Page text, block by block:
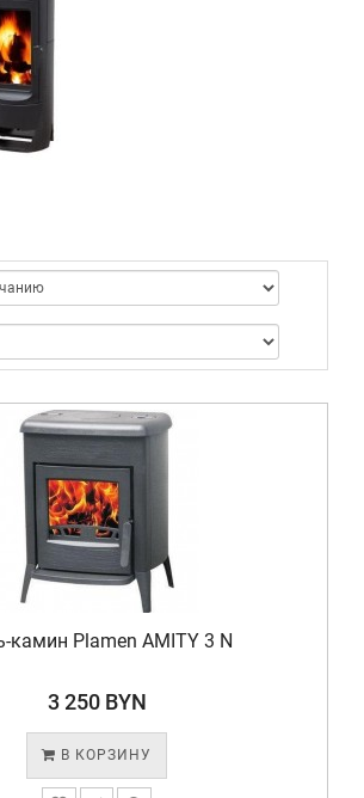
камин Plamen AMITY 3 N
3 250 BYN
В КОРЗИНУ